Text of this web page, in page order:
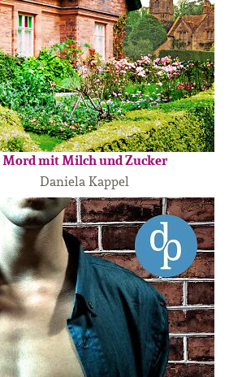
Mord mit Milch und Zucker
Daniela Kappel